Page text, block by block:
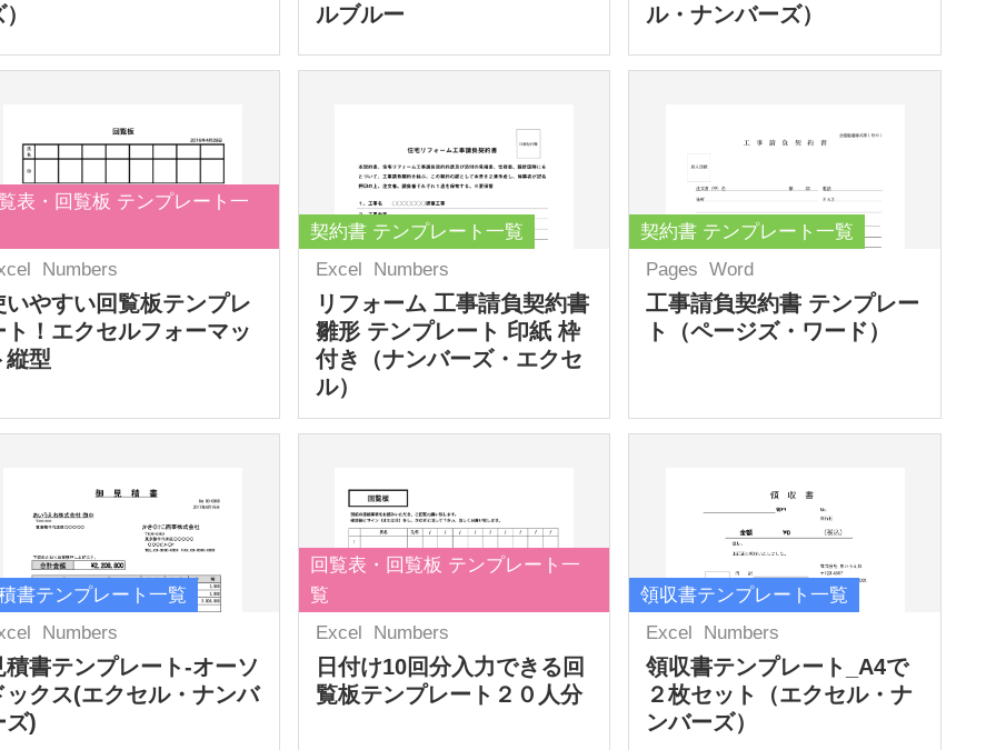
ルブルー
ル・ナンバーズ）
表・回覧板 テンプレート一
Numbers
いやすい回覧板テンプレ
ト！エクセルフォーマッ
縦型
契約書 テンプレート一覧
Excel
Numbers
リフォーム 工事請負契約書
雛形 テンプレート 印紙 枠
付き（ナンバーズ・エクセ
ル）
契約書 テンプレート一覧
Pages Word
工事請負契約書 テンプレー
ト（ページズ・ワード）
書テンプレート一覧
Numbers
積書テンプレート-オーソ
ックス(エクセル・ナンバ
ズ)
回覧表・回覧板 テンプレート一
覧
Excel
Numbers
日付け10回分入力できる回
覧板テンプレート２０人分
領収書テンプレート一覧
Excel
Numbers
領収書テンプレート_A4で
２枚セット（エクセル・ナ
ンバーズ）